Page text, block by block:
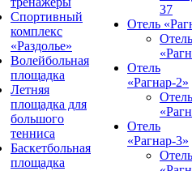
Спортивный
комплекс
«Раздолье»
Волейбольная
площадка
Летняя
площадка для
большого
тенниса
Баскетбольная
площадка
37
Отель
Отель
Отель
«Рагнар-2»
Отель
Отель
«Рагнар-3»
Отель